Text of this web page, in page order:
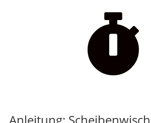

Anleitung: